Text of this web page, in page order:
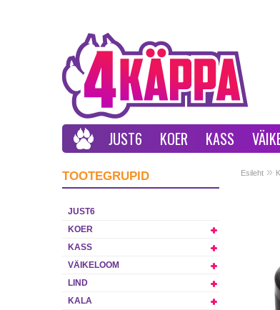
JUST6 KOER KASS
TOOTEGRUPID
JUST6
KOER
KASS
VÄIKELOOM
LIND
KALA
Esileht »